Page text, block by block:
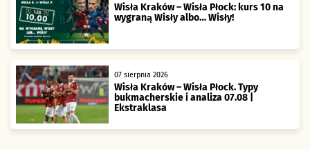
Wisła Kraków – Wisła Płock: kurs 10 na
wygraną Wisły albo… Wisły!
07 sierpnia 2026
Wisła Kraków – Wisła Płock. Typy
bukmacherskie i analiza 07.08 |
Ekstraklasa